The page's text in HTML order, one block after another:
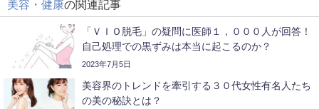
美容・健康の関連記事
「ＶＩＯ脱毛」の疑問に医師１，０００人が回答！
自己処理での黒ずみは本当に起こるのか？
2023年7月5日
美容界のトレンドを牽引する３０代女性有名人たち
の美の秘訣とは？